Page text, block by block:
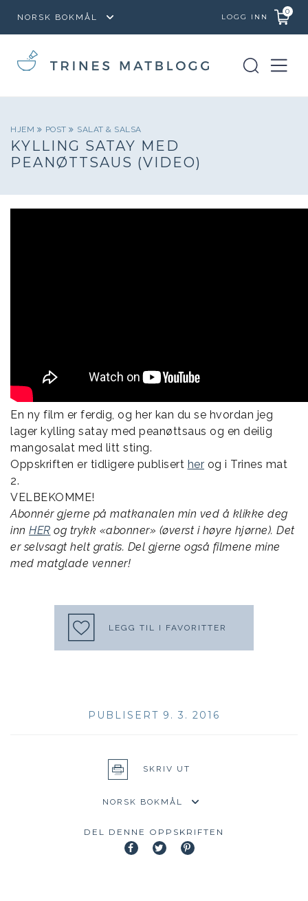
LOGG INN
0
HJEM POST SALAT & SALSA
KYLLING SATAY MED
PEANØTTSAUS (VIDEO)
En ny film er ferdig, og her kan du se hvordan jeg
lager kylling satay med peanøttsaus og en deilig
mangosalat med litt sting.
Oppskriften er tidligere publisert her og i Trines mat
2.
VELBEKOMME!
Abonnér gjerne på matkanalen min ved å klikke deg
inn HER og trykk «abonner» (øverst i høyre hjørne). Det
er selvsagt helt gratis. Del gjerne også filmene mine
med matglade venner!
LEGG TIL I FAVORITTER
PUBLISERT 9. 3. 2016
SKRIV UT
DEL DENNE OPPSKRIFTEN